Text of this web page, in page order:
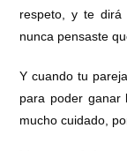
respeto, y te dirá
nunca pensaste
Y cuando tu
para poder ganar
mucho cuidado,